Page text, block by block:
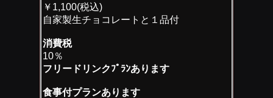
￥1,100(税込)
自家製生チョコレートと１品付
消費税
10％
フリードリンクﾌﾟﾗﾝあります
食事付プランあります